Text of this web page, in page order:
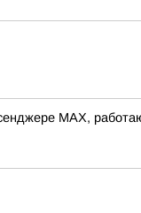
MAX,